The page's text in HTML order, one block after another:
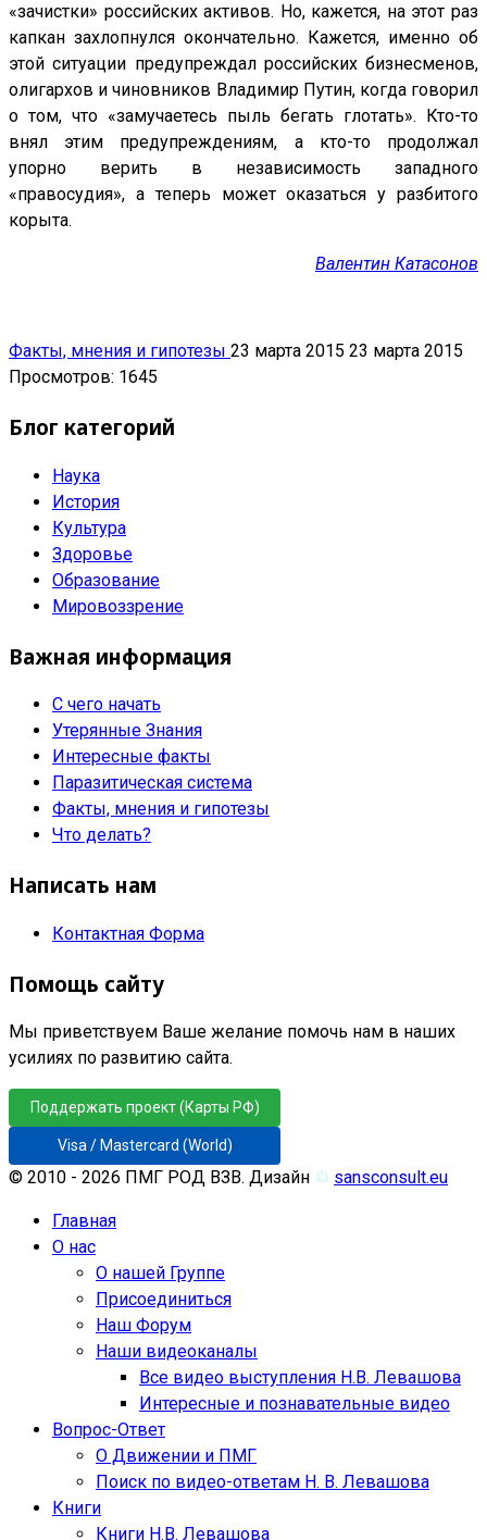
«зачистки» российских активов. Но, кажется, на этот раз
капкан захлопнулся окончательно. Кажется, именно об
этой ситуации предупреждал российских бизнесменов,
олигархов и чиновников Владимир Путин, когда говорил
о том, что «замучаетесь пыль бегать глотать». Кто-то
внял этим предупреждениям, а кто-то продолжал
упорно верить в независимость западного
«правосудия», а теперь может оказаться у разбитого
корыта.
Валентин Катасонов
Факты, мнения и гипотезы 23 марта 2015 23 марта 2015
Просмотров: 1645
Блог категорий
Наука
История
Культура
Здоровье
Образование
Мировоззрение
Важная информация
С чего начать
Утерянные Знания
Интересные факты
Паразитическая система
Факты, мнения и гипотезы
Что делать?
Написать нам
Контактная Форма
Помощь сайту
Мы приветствуем Ваше желание помочь нам в наших
усилиях по развитию сайта.
Поддержать проект (Карты РФ)
Visa / Mastercard (World)
© 2010 - 2026 ПМГ РОД ВЗВ. Дизайн ♲ sansconsult.eu
Главная
О нас
О нашей Группе
Присоединиться
Наш Форум
Наши видеоканалы
Все видео выступления Н.В. Левашова
Интересные и познавательные видео
Вопрос-Ответ
О Движении и ПМГ
Поиск по видео-ответам Н. В. Левашова
Книги
Книги Н.В. Левашова